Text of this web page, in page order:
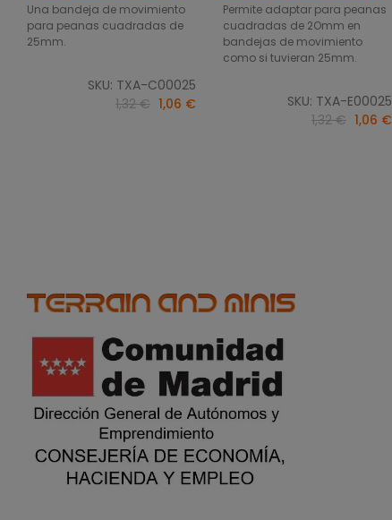
Una bandeja de movimiento
para peanas cuadradas de
25mm.
SKU: TXA-C00025
1,32 € 1,06 €
Permite adaptar para peanas
cuadradas de 2Omm en
bandejas de movimiento
como si tuvieran 25mm.
SKU: TXA-E00025
1,32 € 1,06 €